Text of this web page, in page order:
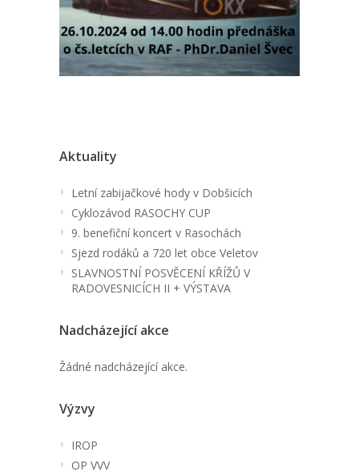
Aktuality
Letní zabijačkové hody v Dobšicích
Cyklozávod RASOCHY CUP
9. benefiční koncert v Rasochách
Sjezd rodáků a 720 let obce Veletov
SLAVNOSTNÍ POSVĚCENÍ KŘÍŽŮ V
RADOVESNICÍCH II + VÝSTAVA
Nadcházející akce
Žádné nadcházející akce.
Výzvy
IROP
OP VVV